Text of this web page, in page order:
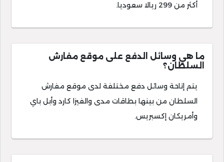
أكثر من 299 ريالا سعوديا.
ما هي وسائل الدفع على موقع مفارش
السلطان؟
يتم إتاحة وسائل دفع مختلفة لدى موقع مفارش
السلطان من بينها بطاقات مدى والفيزا كارد وأبل باي
وأمريكان إكسبريس.